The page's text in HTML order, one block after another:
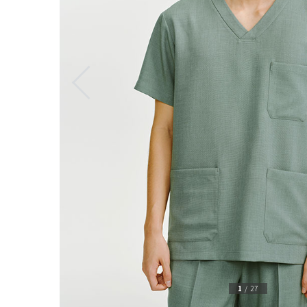
1 / 27